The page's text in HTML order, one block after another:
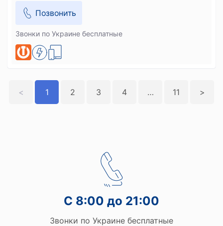
Позвонить
Звонки по Украине бесплатные
< 1 2 3 4 >> 11 >
С 8:00 до 21:00
Звонки по Украине бесплатные